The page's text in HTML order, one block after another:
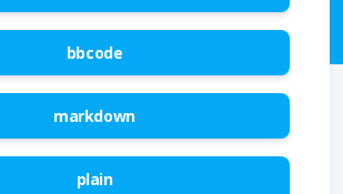
bbcode
markdown
plain